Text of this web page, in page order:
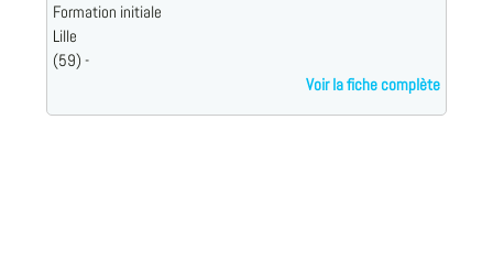
Formation initiale
Lille
(59) -
Voir la fiche complète